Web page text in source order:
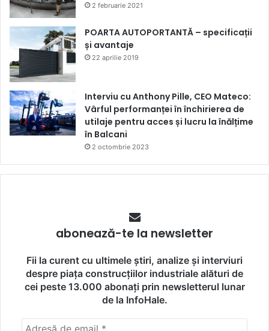
2 februarie 2021
POARTA AUTOPORTANTĂ – specificații
și avantaje
22 aprilie 2019
Interviu cu Anthony Pille, CEO Mateco:
Vârful performanței în închirierea de
utilaje pentru acces și lucru la înălțime
în Balcani
2 octombrie 2023
abonează-te la newsletter
Fii la curent cu ultimele știri, analize și interviuri
despre piața construcțiilor industriale alături de
cei peste 13.000 abonați prin newsletterul lunar
de la InfoHale.